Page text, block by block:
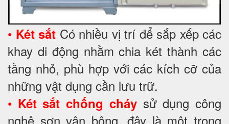
• Két sắt Có nhiều vị trí để sắp xếp các
khay di động nhằm chia két thành các
tầng nhỏ, phù hợp với các kích cỡ của
những vật dụng cần lưu trữ.
• Két sắt chống cháysử dụng công
nghệ sơn vân bông, đây là một trong